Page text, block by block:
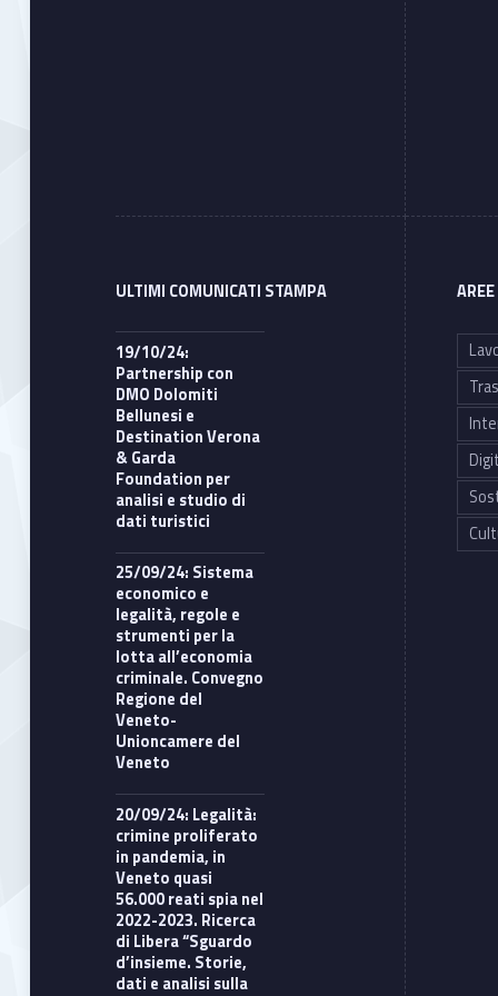
ULTIMI COMUNICATI STAMPA
19/10/24:
Partnership con
DMO Dolomiti
Bellunesi e
Destination Verona
& Garda
Foundation per
analisi e studio di
dati turistici
25/09/24: Sistema
economico e
legalità, regole e
strumenti per la
lotta all’economia
criminale. Convegno
Regione del
Veneto-
Unioncamere del
Veneto
20/09/24: Legalità:
crimine proliferato
in pandemia, in
Veneto quasi
56.000 reati spia nel
2022-2023. Ricerca
di Libera “Sguardo
d’insieme. Storie,
dati e analisi sulla